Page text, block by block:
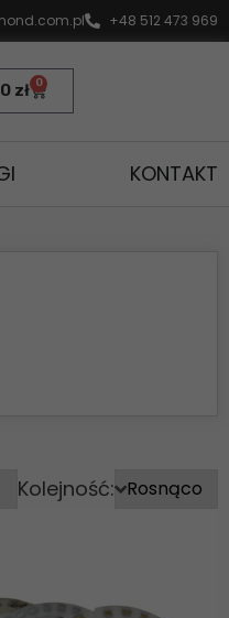
+48 512 473 969
zł 0
KONTAKT
Kolejność: